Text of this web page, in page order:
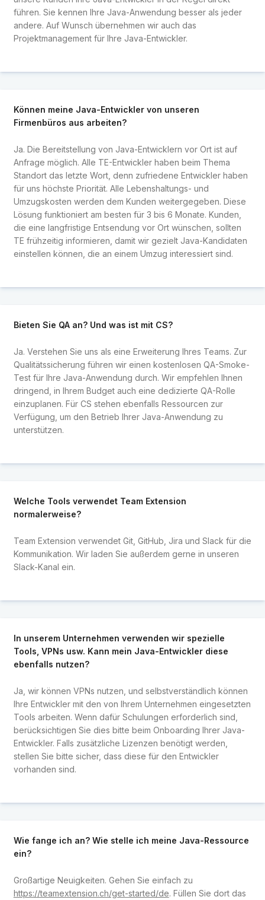
führen. Sie kennen Ihre Java-Anwendung besser als jeder
andere. Auf Wunsch übernehmen wir auch das
Projektmanagement für Ihre Java-Entwickler.
Können meine Java-Entwickler von unseren
Firmenbüros aus arbeiten?
Ja. Die Bereitstellung von Java-Entwicklern vor Ort ist auf
Anfrage möglich. Alle TE-Entwickler haben beim Thema
Standort das letzte Wort, denn zufriedene Entwickler haben
für uns höchste Priorität. Alle Lebenshaltungs- und
Umzugskosten werden dem Kunden weitergegeben. Diese
Lösung funktioniert am besten für 3 bis 6 Monate. Kunden,
die eine langfristige Entsendung vor Ort wünschen, sollten
TE frühzeitig informieren, damit wir gezielt Java-Kandidaten
einstellen können, die an einem Umzug interessiert sind.
Bieten Sie QA an? Und was ist mit CS?
Ja. Verstehen Sie uns als eine Erweiterung Ihres Teams. Zur
Qualitätssicherung führen wir einen kostenlosen QA-Smoke-
Test für Ihre Java-Anwendung durch. Wir empfehlen Ihnen
dringend, in Ihrem Budget auch eine dedizierte QA-Rolle
einzuplanen. Für CS stehen ebenfalls Ressourcen zur
Verfügung, um den Betrieb Ihrer Java-Anwendung zu
unterstützen.
Welche Tools verwendet Team Extension
normalerweise?
Team Extension verwendet Git, GitHub, Jira und Slack für die
Kommunikation. Wir laden Sie außerdem gerne in unseren
Slack-Kanal ein.
In unserem Unternehmen verwenden wir spezielle
Tools, VPNs usw. Kann mein Java-Entwickler diese
ebenfalls nutzen?
Ja, wir können VPNs nutzen, und selbstverständlich können
Ihre Entwickler mit den von Ihrem Unternehmen eingesetzten
Tools arbeiten. Wenn dafür Schulungen erforderlich sind,
berücksichtigen Sie dies bitte beim Onboarding Ihrer Java-
Entwickler. Falls zusätzliche Lizenzen benötigt werden,
stellen Sie bitte sicher, dass diese für den Entwickler
vorhanden sind.
Wie fange ich an? Wie stelle ich meine Java-Ressource
ein?
Großartige Neuigkeiten. Gehen Sie einfach zu
https://teamextension.ch/get-started/de. Füllen Sie dort das